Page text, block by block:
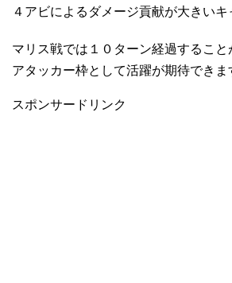
４アビによるダメージ貢献が大きいキ
マリス戦では１０ターン経過すること
アタッカー枠として活躍が期待できま
スポンサードリンク